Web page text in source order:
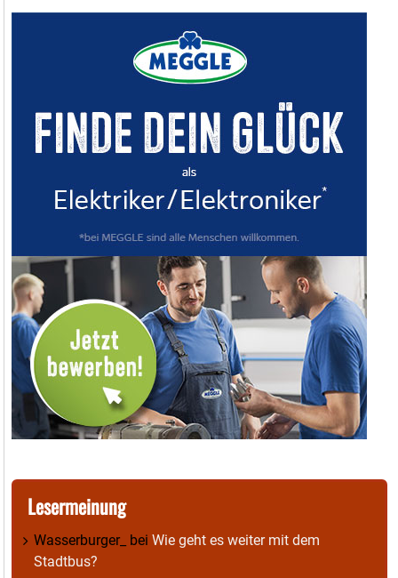
Lesermeinung
Wasserburger_ bei Wie geht es weiter mit dem
Stadtbus?